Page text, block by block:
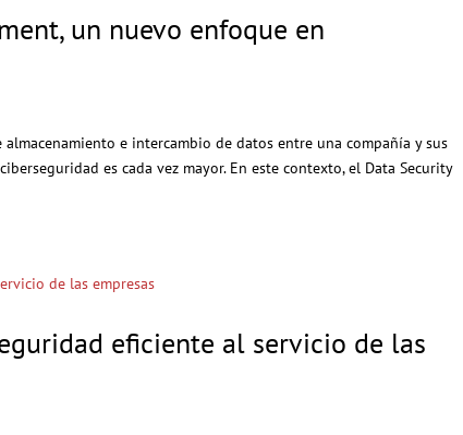
un nuevo enfoque en
e intercambio de datos entre una compañía y sus
es cada vez mayor. En este contexto, el Data Security
eficiente al servicio de las